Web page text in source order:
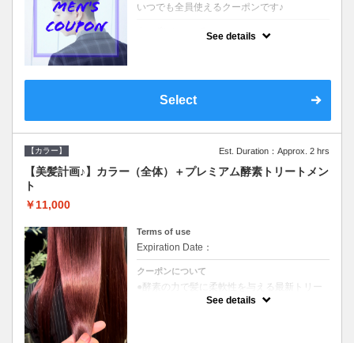
いつでも全員使えるクーポンです♪
気軽なスパです☆
See details
Select
【カラー】 Est. Duration：Approx. 2 hrs
【美髪計画♪】カラー（全体）＋プレミアム酵素トリートメン
ト
￥11,000
Terms of use
Expiration Date：
クーポンについて
●酵素の力で髪に柔軟性を与える最新トリー
トメント●ＳＢ込●長さ料金あり《こちらのク
ーポンご利用のお客様のみ》オリジナル酵素
See details